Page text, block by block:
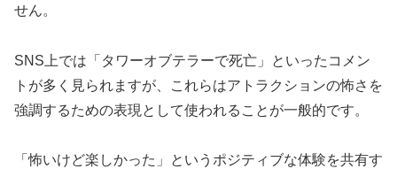
せん。
SNS上では「タワーオブテラーで死亡」といったコメン
トが多く見られますが、これらはアトラクションの怖さを
強調するための表現として使われることが一般的です。
「怖いけど楽しかった」というポジティブな体験を共有す